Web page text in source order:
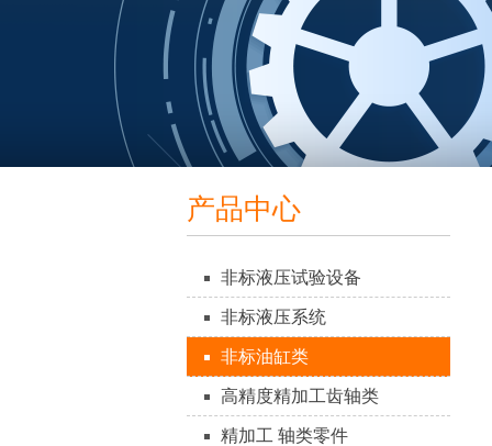
产品中心
非标液压试验设备
非标液压系统
非标油缸类
高精度精加工齿轴类
精加工 轴类零件